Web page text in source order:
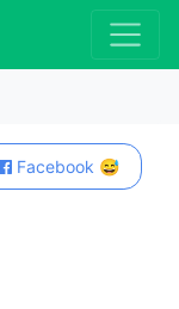
Facebook 😅